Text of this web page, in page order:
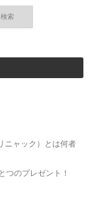
ニャック）とは何者
つのプレゼント！